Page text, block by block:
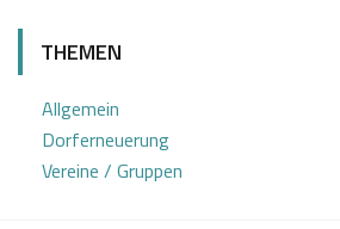
2a
THEMEN
Allgemein
Dorferneuerung
Vereine / Gruppen